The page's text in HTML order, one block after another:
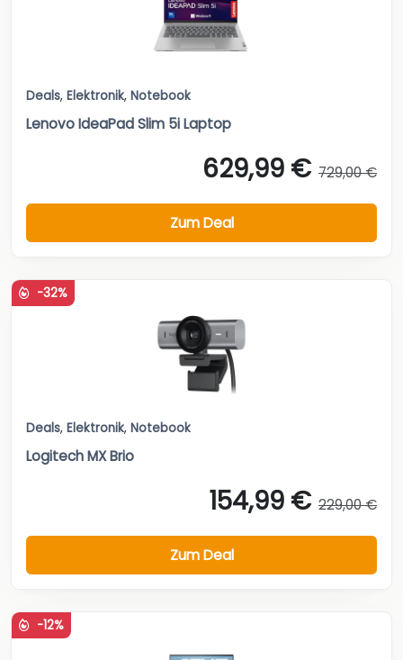
Deals, Elektronik, Notebook
Lenovo IdeaPad Slim 5i Laptop
629,99 € 729,00 €
Zum Deal
-32%
Deals, Elektronik, Notebook
Logitech MX Brio
154,99 € 229,00 €
Zum Deal
-12%